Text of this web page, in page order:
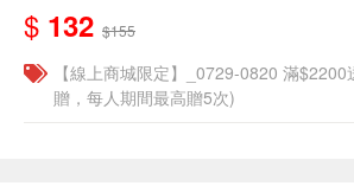
$ 132 $155
【線上商城限定】_0729-0820 滿
贈，每人期間最高贈5次)